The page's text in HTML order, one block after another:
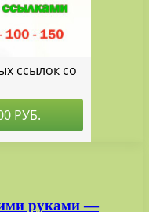
руками —